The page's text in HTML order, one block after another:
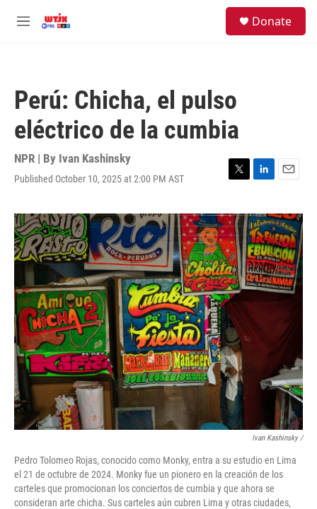
M
Donate
Perú: Chicha, el pulso
eléctrico de la cumbia
NPR | By Ivan Kashinsky
Published October 10, 2025 at 2:00 PM AST
T
i
t
t
e
r
L
n
k
e
d
I
n
E
a
i
l
Ivan Kashinsky/
Pedro Tolomeo Rojas, conocido como Monky, entra a su estudio en Lima
el 21 de octubre de 2024. Monky fue un pionero en la creación de los
carteles que promocionan los conciertos de cumbia y que ahora se
consideran arte chicha. Sus carteles aún cubren Lima y otras ciudades,